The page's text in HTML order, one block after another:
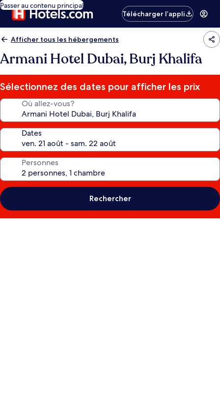
Passer au contenu principal
Télécharger l’appli
Afficher tous les hébergements
Armani Hotel Dubai, Burj Khalifa
Sélectionnez des dates pour afficher les prix
Où allez-vous?
Dates
Personnes
Rechercher